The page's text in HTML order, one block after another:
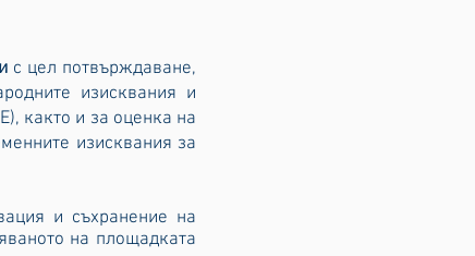
с цел потвърждаване,
изисквания и
както и за оценка на
изисквания за
и съхранение на
на площадката